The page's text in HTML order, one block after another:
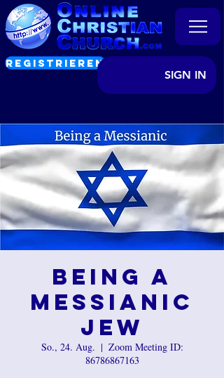
REGISTRIEREN
SIGN IN
Being a
Messianic
Jew
So., 24. Aug.
  |
Zoom Meeting ID:
86786867163